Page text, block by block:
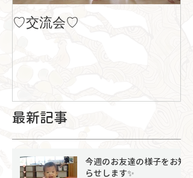
♡交流会♡
最新記事
今週のお友達の様子をお知
らせします✨